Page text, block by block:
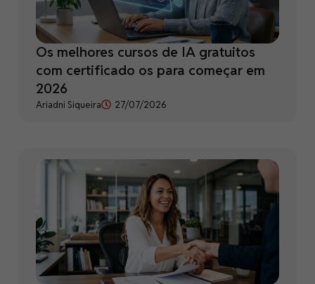
Os melhores cursos de IA gratuitos
com certificado os para começar em
2026
Ariadni Siqueira 27/07/2026